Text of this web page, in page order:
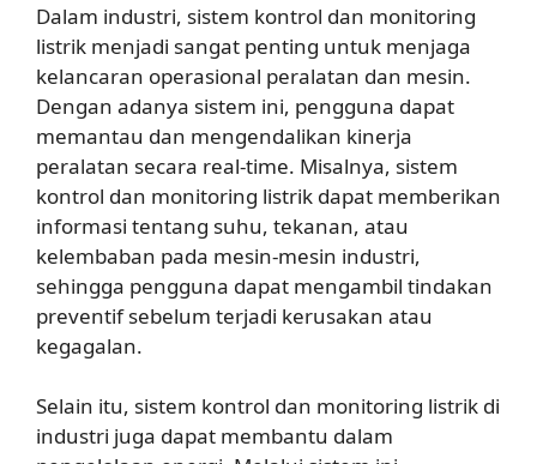
Dalam industri, sistem kontrol dan monitoring
listrik menjadi sangat penting untuk menjaga
kelancaran operasional peralatan dan mesin.
Dengan adanya sistem ini, pengguna dapat
memantau dan mengendalikan kinerja
peralatan secara real-time. Misalnya, sistem
kontrol dan monitoring listrik dapat memberikan
informasi tentang suhu, tekanan, atau
kelembaban pada mesin-mesin industri,
sehingga pengguna dapat mengambil tindakan
preventif sebelum terjadi kerusakan atau
kegagalan.
Selain itu, sistem kontrol dan monitoring listrik di
industri juga dapat membantu dalam